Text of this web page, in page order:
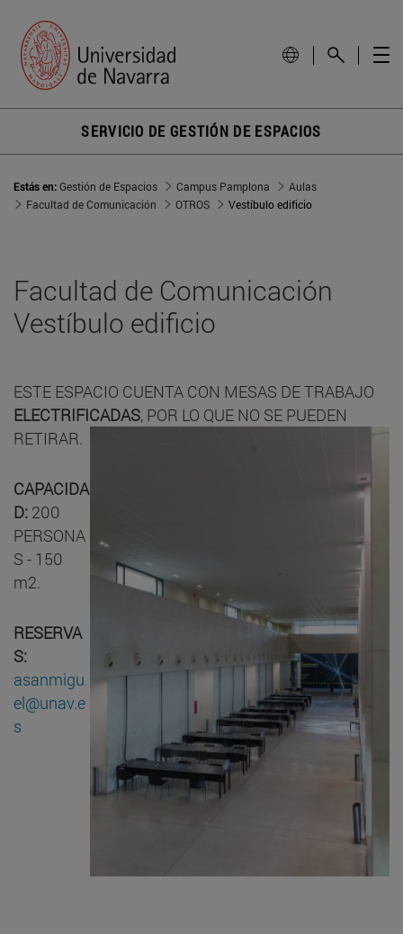
SERVICIO DE GESTIÓN DE ESPACIOS
Estás en:Gestión de Espacios Campus Pamplona
Aulas
Facultad de Comunicación
OTROS Vestíbulo edificio
Facultad de Comunicación
Vestíbulo edificio
ESTE ESPACIO CUENTA CON MESAS DE TRABAJO
ELECTRIFICADAS, POR LO QUE NO SE PUEDEN
RETIRAR.
CAPACIDA
D: 200
PERSONA
S - 150
m2.
RESERVA
S:
asanmigu
el@unav.e
s